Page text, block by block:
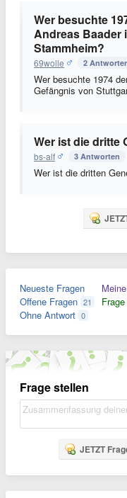
Wer besuchte
Andreas Baader
Stammheim?
69wolle 2
Wer besuchte 1974
Gefängnis von
Wer ist die dritte
bs-alf 3 Antworten
Wer ist die dritten
Neueste Fragen
Offene Fragen 21
Ohne Antwort 0
Frage stellen
JETZT